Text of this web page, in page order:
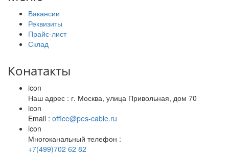
Вакансии
Реквизиты
Прайс-лист
Склад
Конатакты
icon
Наш адрес : г. Москва, улица Привольная, дом 70
icon
Email : office@pes-cable.ru
icon
Многоканальный телефон :
+7(499)702 62 82